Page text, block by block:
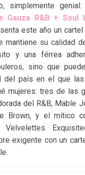
simplemente genial:
Gauza R&B + Soul
este año un cartel
mantiene su calidad
y una férrea
sino que
del país en el que
mujeres: tres de las
del R&B, Mable
Brown, y el mítico
Velvelettes.
exigente con un